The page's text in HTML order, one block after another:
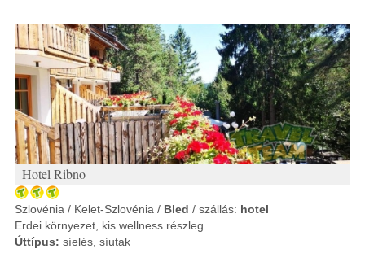
Hotel Ribno
Szlovénia / Kelet-Szlovénia / Bled / szállás: hotel
Erdei környezet, kis wellness részleg.
Úttípus: síelés, síutak